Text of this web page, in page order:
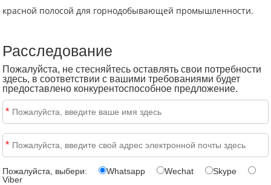
красной полосой для горнодобывающей промышленности.
Расследование
Пожалуйста, не стесняйтесь оставлять свои потребности
здесь, в соответствии с вашими требованиями будет
предоставлено конкурентоспособное предложение.
*
*
Пожалуйста, выбери: Whatsapp Wechat
Skype
Viber